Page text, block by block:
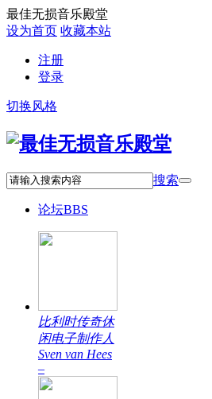
最佳无损音乐殿堂
设为首页 收藏本站
注册
登录
切换风格
搜索
论坛BBS
比利时传奇休
闲电子制作人
Sven van Hees
–